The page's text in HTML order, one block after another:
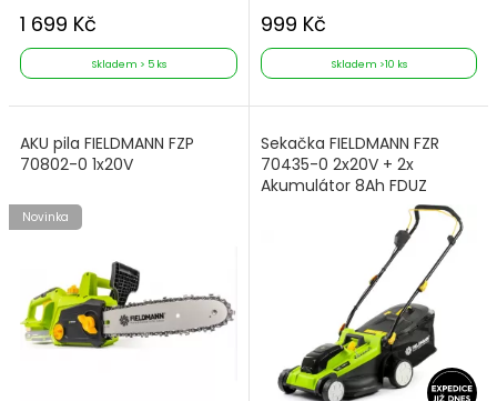
1 699 Kč
Skladem > 5 ks
999 Kč
Skladem >10 ks
AKU pila FIELDMANN FZP
70802-0 1x20V
Novinka
Sekačka FIELDMANN FZR
70435-0 2x20V + 2x
Akumulátor 8Ah FDUZ
79080 + Nabíječka FDUZ